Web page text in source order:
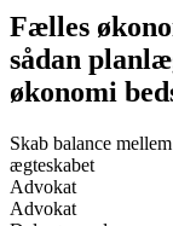
Fælles
sådan
økonomi
Skab balance
ægteskabet
Advokat
Advokat